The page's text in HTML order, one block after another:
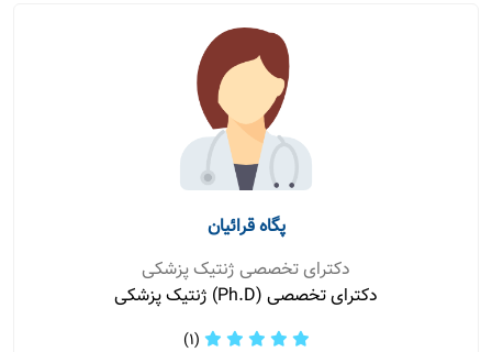
پگاه قرائیان
دکترای تخصصی ژنتیک پزشکی
دکترای تخصصی (Ph.D) ژنتیک پزشکی
(1)